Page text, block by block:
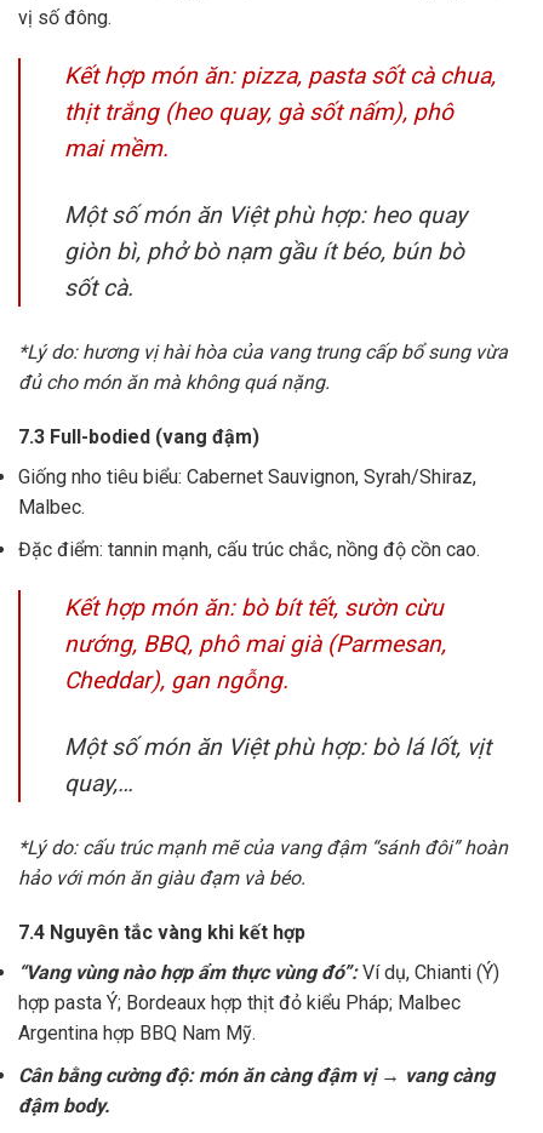
vị số đông.
Kết hợp món ăn: pizza, pasta sốt cà chua,
thịt trắng (heo quay, gà sốt nấm), phô
mai mềm.
Một số món ăn Việt phù hợp: heo quay
giòn bì, phở bò nạm gầu ít béo, bún bò
sốt cà.
*Lý do: hương vị hài hòa của vang trung cấp bổ sung vừa
đủ cho món ăn mà không quá nặng.
7.3 Full-bodied (vang đậm)
Giống nho tiêu biểu: Cabernet Sauvignon, Syrah/Shiraz,
Malbec.
Đặc điểm: tannin mạnh, cấu trúc chắc, nồng độ cồn cao.
Kết hợp món ăn: bò bít tết, sườn cừu
nướng, BBQ, phô mai già (Parmesan,
Cheddar), gan ngỗng.
Một số món ăn Việt phù hợp: bò lá lốt, vịt
quay,…
*Lý do: cấu trúc mạnh mẽ của vang đậm “sánh đôi” hoàn
hảo với món ăn giàu đạm và béo.
7.4 Nguyên tắc vàng khi kết hợp
“Vang vùng nào hợp ẩm thực vùng đó”:Ví dụ, Chianti (Ý)
hợp pasta Ý; Bordeaux hợp thịt đỏ kiểu Pháp; Malbec
Argentina hợp BBQ Nam Mỹ.
Cân bằng cường độ: món ăn càng đậm vị → vang càng
đậm body.